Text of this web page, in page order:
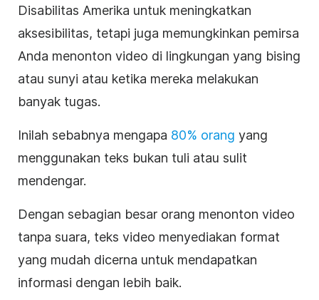
Disabilitas Amerika untuk meningkatkan
aksesibilitas, tetapi juga memungkinkan pemirsa
Anda menonton video di lingkungan yang bising
atau sunyi atau ketika mereka melakukan
banyak tugas.
Inilah sebabnya mengapa 80% orang yang
menggunakan teks bukan tuli atau sulit
mendengar.
Dengan sebagian besar orang menonton video
tanpa suara, teks video menyediakan format
yang mudah dicerna untuk mendapatkan
informasi dengan lebih baik.